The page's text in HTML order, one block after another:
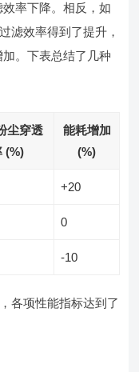
率下降。相反，如
滤效率得到了提升，
。下表总结了几种
尘穿透
(%)
能耗增加
(%)
+20
0
-10
各项性能指标达到了